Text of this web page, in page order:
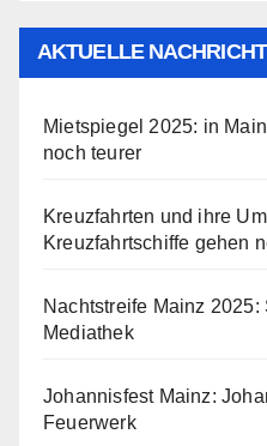
AKTUELLE
Mietspiegel 2025: in
noch teurer
Kreuzfahrten und ihre
Kreuzfahrtschiffe gehen
Nachtstreife Mainz 2025:
Mediathek
Johannisfest Mainz:
Feuerwerk